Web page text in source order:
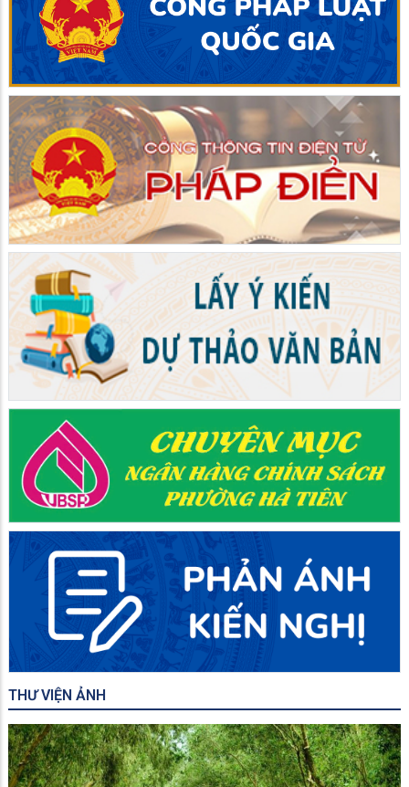
THƯ VIỆN ẢNH